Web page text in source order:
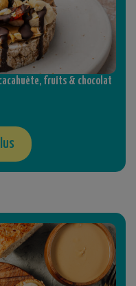
fruits & chocolat